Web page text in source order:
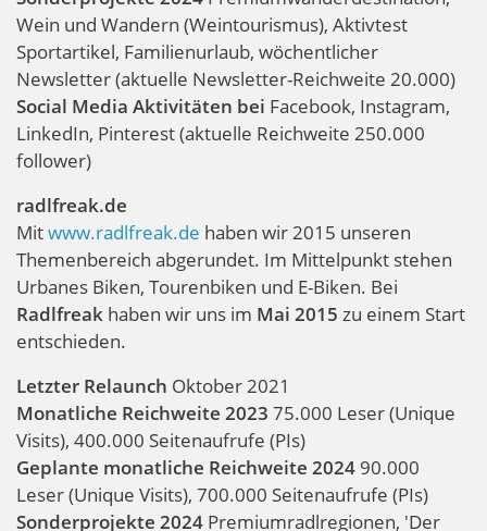
Wein und Wandern (Weintourismus), Aktivtest
Sportartikel, Familienurlaub, wöchentlicher
Newsletter (aktuelle Newsletter-Reichweite 20.000)
Social Media Aktivitäten bei Facebook, Instagram,
LinkedIn, Pinterest (aktuelle Reichweite 250.000
follower)
radlfreak.de
Mitwww.radlfreak.de haben wir 2015 unseren
Themenbereich abgerundet. Im Mittelpunkt stehen
Urbanes Biken, Tourenbiken und E-Biken. Bei
Radlfreak haben wir uns im Mai 2015 zu einem Start
entschieden.
Letzter Relaunch Oktober 2021
Monatliche Reichweite 2023 75.000 Leser (Unique
Visits), 400.000 Seitenaufrufe (PIs)
Geplante monatliche Reichweite 2024 90.000
Leser (Unique Visits), 700.000 Seitenaufrufe (PIs)
Sonderprojekte 2024 Premiumradlregionen, 'Der